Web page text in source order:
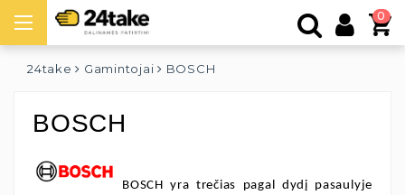
0
24take Gamintojai BOSCH
BOSCH
BOSCH yra trečias pagal dydį pasaulyje